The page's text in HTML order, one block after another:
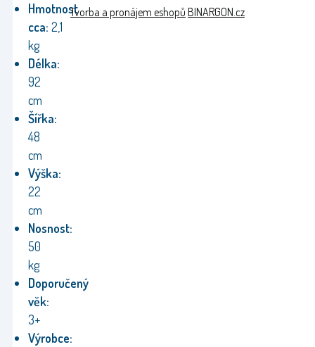
Hmotnost
cca: 2,1
kg
Délka:
92
cm
Šířka:
48
cm
Výška:
22
cm
Nosnost:
50
kg
Doporučený
věk:
3+
Výrobce:
Tvorba a pronájem eshopů BINARGON.cz